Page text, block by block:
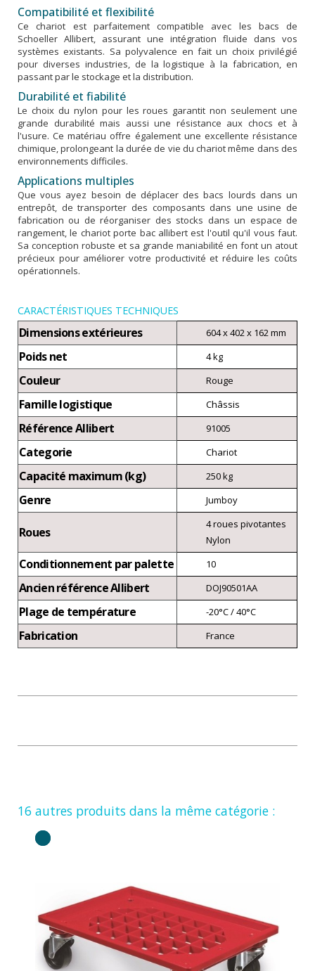
Compatibilité et flexibilité
Ce chariot est parfaitement compatible avec les bacs de
Schoeller Allibert, assurant une intégration fluide dans vos
systèmes existants. Sa polyvalence en fait un choix privilégié
pour diverses industries, de la logistique à la fabrication, en
passant par le stockage et la distribution.
Durabilité et fiabilité
Le choix du nylon pour les roues garantit non seulement une
grande durabilité mais aussi une résistance aux chocs et à
l'usure. Ce matériau offre également une excellente résistance
chimique, prolongeant la durée de vie du chariot même dans des
environnements difficiles.
Applications multiples
Que vous ayez besoin de déplacer des bacs lourds dans un
entrepôt, de transporter des composants dans une usine de
fabrication ou de réorganiser des stocks dans un espace de
rangement, le chariot porte bac allibert est l'outil qu'il vous faut.
Sa conception robuste et sa grande maniabilité en font un atout
précieux pour améliorer votre productivité et réduire les coûts
opérationnels.
CARACTÉRISTIQUES TECHNIQUES
Dimensions extérieures 604 x 402 x 162 mm
Poids net 4 kg
Couleur Rouge
Famille logistique Châssis
Référence Allibert 91005
Categorie Chariot
Capacité maximum (kg) 250 kg
Genre Jumboy
Roues
4 roues pivotantes
Nylon
Conditionnement par palette 10
Ancien référence Allibert DOJ90501AA
Plage de température -20°C / 40°C
Fabrication France
16 autres produits dans la même catégorie :